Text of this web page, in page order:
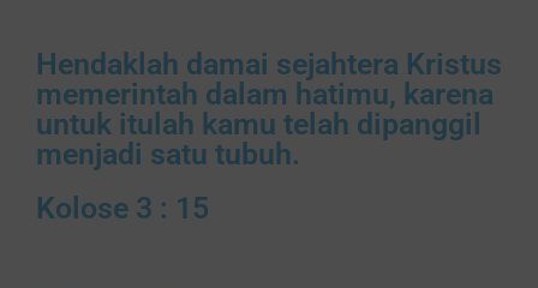
Hendaklah damai sejahtera Kristus
memerintah dalam hatimu, karena
untuk itulah kamu telah dipanggil
menjadi satu tubuh.
Kolose 3 : 15